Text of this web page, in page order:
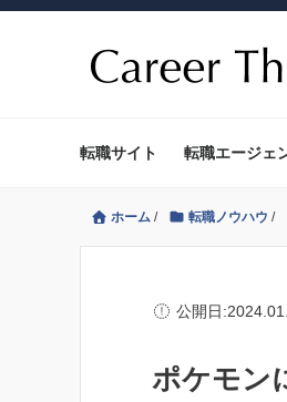
転職サイト 転職エージェ
ホーム / 転職ノウハウ /
公開日
ポケモン